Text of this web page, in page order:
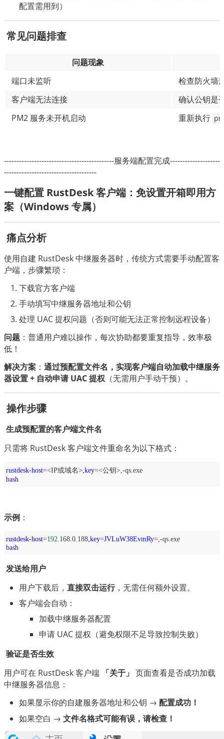
配置需用到）
常见问题排查
问题现象
端口未监听
检查防火墙
客户端无法连接
确认公钥是
PM2 服务未开机启动
重新执行
--------------------------------------------服务端配置完成--------------------
-------------------------------------
一键配置 RustDesk 客户端：免设置开箱即用方
案（Windows 专属）
痛点分析
使用自建 RustDesk 中继服务器时，传统方式需要手动配置客
户端，步骤繁琐：
下载官方客户端
手动填写中继服务器地址和公钥
处理 UAC 提权问题（否则可能无法正常控制远程设备）
问题 ：普通用户难以操作，每次协助都要重复指导，效率极
低！
解决方案 ： 通过预配置文件名，实现客户端自动加载中继服务
器设置 + 自动申请 UAC 提权 （无需用户手动干预）。
操作步骤
生成预配置的客户端文件名
只需将 RustDesk 客户端文件重命名为以下格式：
rustdesk-host=<IP或域名> ,key=<公钥>,-qs.exe
bash
示例 ：
rustdesk-host=192 .168.0.188 ,key=JVLuW38EvmRy= ,-qs.exe
bash
发送给用户
用户下载后， 直接双击运行，无需任何额外设置。
客户端会自动：
加载中继服务器配置
申请 UAC 提权（避免权限不足导致控制失败）
验证是否生效
用户可在 RustDesk 客户端 「关于」 页面查看是否成功加载
中继服务器信息：
如果显示你的自建服务器地址和公钥 → 配置成功！
如果空白 → 文件名格式可能有误，请检查！